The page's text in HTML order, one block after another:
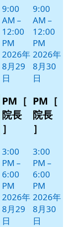
9:00
AM –
12:00
PM
2026年
8月29
日
PM［
院長
］
3:00
PM –
6:00
PM
2026年
8月29
日
9:00
AM –
12:00
PM
2026年
8月30
日
PM［
院長
］
3:00
PM –
6:00
PM
2026年
8月30
日